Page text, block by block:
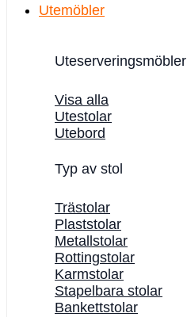
Utemöbler
Uteserveringsmöbler
Visa alla
Utestolar
Utebord
Typ av stol
Trästolar
Plaststolar
Metallstolar
Rottingstolar
Karmstolar
Stapelbara stolar
Bankettstolar